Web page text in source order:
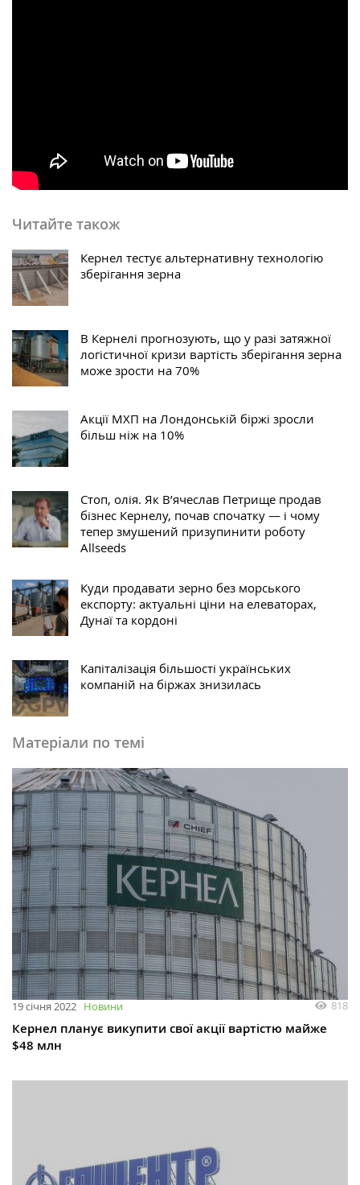
Читайте також
Кернел тестує альтернативну технологію
зберігання зерна
В Кернелі прогнозують, що у разі затяжної
логістичної кризи вартість зберігання зерна
може зрости на 70%
Акції МХП на Лондонській біржі зросли
більш ніж на 10%
Стоп, олія. Як В’ячеслав Петрище продав
бізнес Кернелу, почав спочатку — і чому
тепер змушений призупинити роботу
Allseeds
Куди продавати зерно без морського
експорту: актуальні ціни на елеваторах,
Дунаї та кордоні
Капіталізація більшості українських
компаній на біржах знизилась
Матеріали по темі
19 січня 2022 Новини 818
Кернел планує викупити свої акції вартістю майже
$48 млн